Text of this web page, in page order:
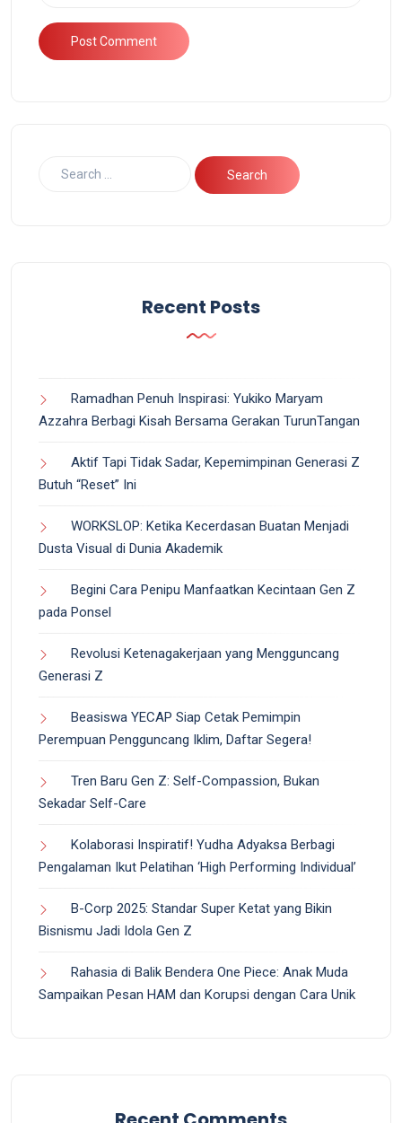
Recent Posts
Ramadhan Penuh Inspirasi: Yukiko Maryam
Azzahra Berbagi Kisah Bersama Gerakan TurunTangan
Aktif Tapi Tidak Sadar, Kepemimpinan Generasi Z
Butuh “Reset” Ini
WORKSLOP: Ketika Kecerdasan Buatan Menjadi
Dusta Visual di Dunia Akademik
Begini Cara Penipu Manfaatkan Kecintaan Gen Z
pada Ponsel
Revolusi Ketenagakerjaan yang Mengguncang
Generasi Z
Beasiswa YECAP Siap Cetak Pemimpin
Perempuan Pengguncang Iklim, Daftar Segera!
Tren Baru Gen Z: Self-Compassion, Bukan
Sekadar Self-Care
Kolaborasi Inspiratif! Yudha Adyaksa Berbagi
Pengalaman Ikut Pelatihan ‘High Performing Individual’
B-Corp 2025: Standar Super Ketat yang Bikin
Bisnismu Jadi Idola Gen Z
Rahasia di Balik Bendera One Piece: Anak Muda
Sampaikan Pesan HAM dan Korupsi dengan Cara Unik